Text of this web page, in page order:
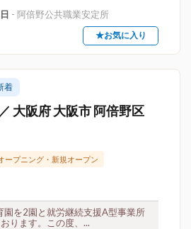
- 阿倍野公共職業安定所
★お気に入り
着
大阪府 大阪市 阿倍野区
ープニング・新規オープン
園を2園と就労継続支援A型事業所
ります。この度、...